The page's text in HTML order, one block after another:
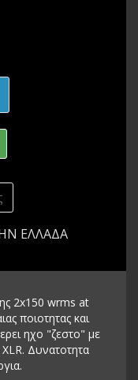
ΕΛΛΑΔΑ
2x150 wrms at
ποιοτητας και
ηχο "ζεστο" με
XLR. Δυνατοτητα